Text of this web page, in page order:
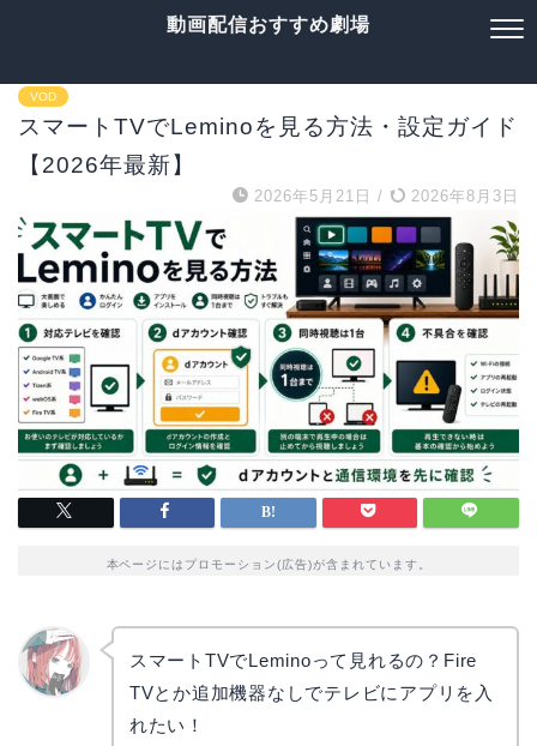
動画配信おすすめ劇場
VOD
スマートTVでLeminoを見る方法・設定ガイド
【2026年最新】
2026年5月21日 / 2026年8月3日
本ページにはプロモーション(広告)が含まれています。
スマートTVでLeminoって見れるの？Fire
TVとか追加機器なしでテレビにアプリを入
れたい！